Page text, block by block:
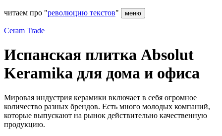
читаем про "революцию текстов" меню
Ceram Trade
Испанская плитка Absolut
Keramika для дома и офиса
Мировая индустрия керамики включает в себя огромное
количество разных брендов. Есть много молодых компаний,
которые выпускают на рынок действительно качественную
продукцию.